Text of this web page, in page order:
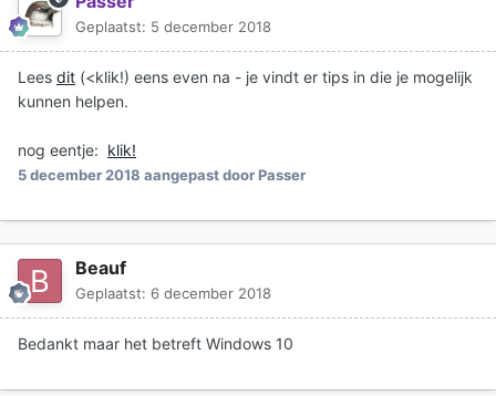
Geplaatst: 5 december 2018
Lees dit (<klik!) eens even na - je vindt er tips in die je mogelijk
kunnen helpen.
nog eentje: klik!
5 december 2018 aangepast door Passer
Beauf
Geplaatst: 6 december 2018
Bedankt maar het betreft Windows 10